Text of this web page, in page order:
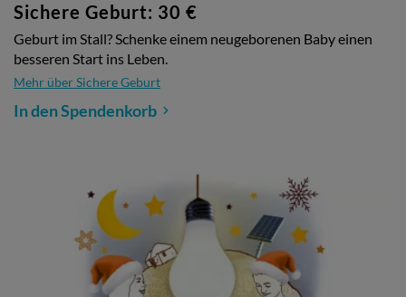
Sichere Geburt: 30 €
Geburt im Stall? Schenke einem neugeborenen Baby einen
besseren Start ins Leben.
Mehr über Sichere Geburt
In den Spendenkorb